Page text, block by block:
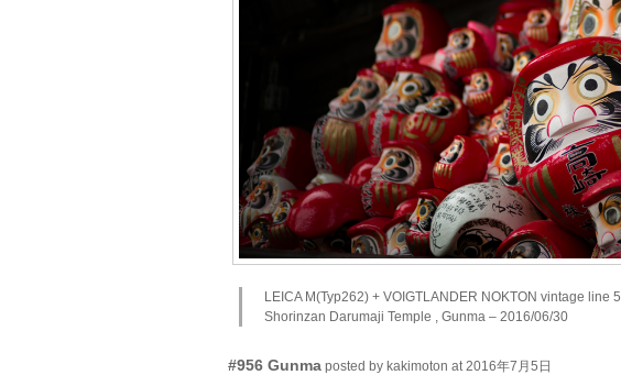
LEICA M(Typ262) + VOIGTLANDER NOKTON vintage line
Shorinzan Darumaji Temple , Gunma – 2016/06/30
#956 Gunma posted by kakimoton at 2016年7月5日